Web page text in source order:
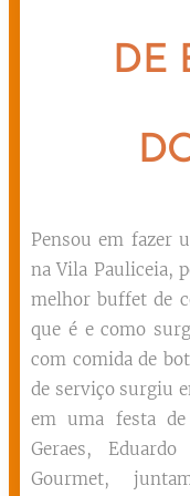
DE
Pensou em fazer
na Vila Pauliceia,
melhor buffet de
que é e como
com comida de
de serviço surgiu
em uma festa
Geraes,
Gourmet,